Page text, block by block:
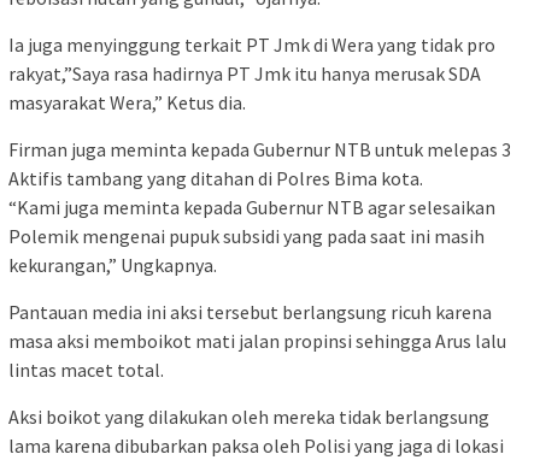
Ia juga menyinggung terkait PT Jmk di Wera yang tidak pro
rakyat,”Saya rasa hadirnya PT Jmk itu hanya merusak SDA
masyarakat Wera,” Ketus dia.
Firman juga meminta kepada Gubernur NTB untuk melepas 3
Aktifis tambang yang ditahan di Polres Bima kota.
“Kami juga meminta kepada Gubernur NTB agar selesaikan
Polemik mengenai pupuk subsidi yang pada saat ini masih
kekurangan,” Ungkapnya.
Pantauan media ini aksi tersebut berlangsung ricuh karena
masa aksi memboikot mati jalan propinsi sehingga Arus lalu
lintas macet total.
Aksi boikot yang dilakukan oleh mereka tidak berlangsung
lama karena dibubarkan paksa oleh Polisi yang jaga di lokasi